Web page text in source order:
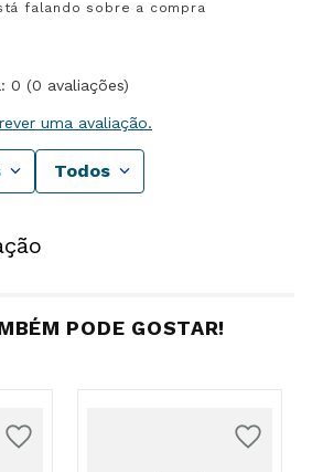
0 (0 avaliações)
uma avaliação.
Todos
PODE GOSTAR!